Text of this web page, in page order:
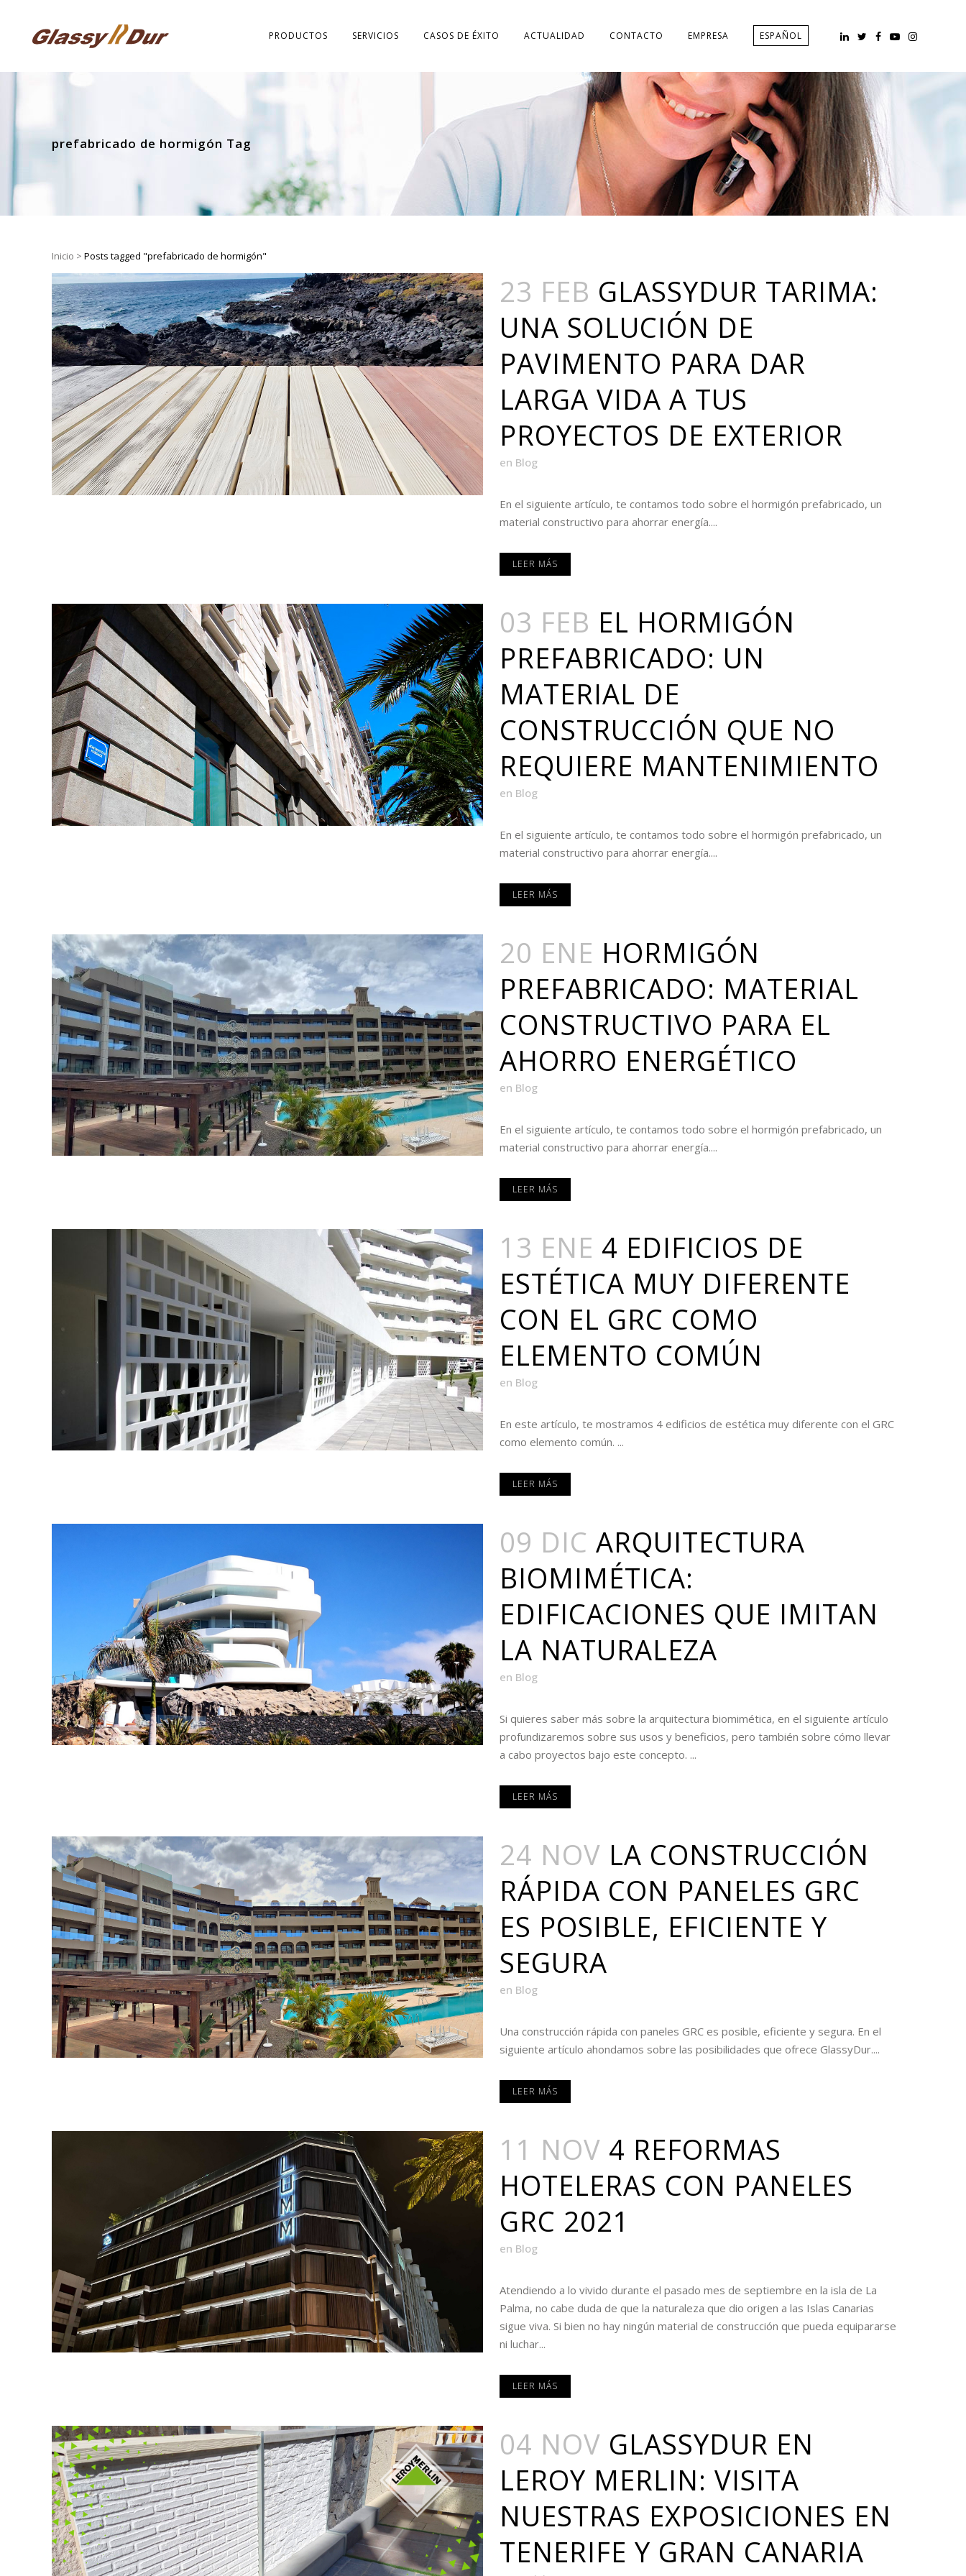
PRODUCTOS SERVICIOS CASOS DE ÉXITO ACTUALIDAD CONTACTO EMPRESA ESPAÑOL
prefabricado de hormigón Tag
Inicio > Posts tagged "prefabricado de hormigón"
23 FEB GLASSYDUR TARIMA:
UNA SOLUCIÓN DE
PAVIMENTO PARA DAR
LARGA VIDA A TUS
PROYECTOS DE EXTERIOR
en Blog
En el siguiente artículo, te contamos todo sobre el hormigón prefabricado, un
material constructivo para ahorrar energía....
LEER MÁS
03 FEB EL HORMIGÓN
PREFABRICADO: UN
MATERIAL DE
CONSTRUCCIÓN QUE NO
REQUIERE MANTENIMIENTO
en Blog
En el siguiente artículo, te contamos todo sobre el hormigón prefabricado, un
material constructivo para ahorrar energía....
LEER MÁS
20 ENE HORMIGÓN
PREFABRICADO: MATERIAL
CONSTRUCTIVO PARA EL
AHORRO ENERGÉTICO
en Blog
En el siguiente artículo, te contamos todo sobre el hormigón prefabricado, un
material constructivo para ahorrar energía....
LEER MÁS
13 ENE 4 EDIFICIOS DE
ESTÉTICA MUY DIFERENTE
CON EL GRC COMO
ELEMENTO COMÚN
en Blog
En este artículo, te mostramos 4 edificios de estética muy diferente con el GRC
como elemento común. ...
LEER MÁS
09 DIC ARQUITECTURA
BIOMIMÉTICA:
EDIFICACIONES QUE IMITAN
LA NATURALEZA
en Blog
Si quieres saber más sobre la arquitectura biomimética, en el siguiente artículo
profundizaremos sobre sus usos y beneficios, pero también sobre cómo llevar
a cabo proyectos bajo este concepto. ...
LEER MÁS
24 NOV LA CONSTRUCCIÓN
RÁPIDA CON PANELES GRC
ES POSIBLE, EFICIENTE Y
SEGURA
en Blog
Una construcción rápida con paneles GRC es posible, eficiente y segura. En el
siguiente artículo ahondamos sobre las posibilidades que ofrece GlassyDur....
LEER MÁS
11 NOV 4 REFORMAS
HOTELERAS CON PANELES
GRC 2021
en Blog
Atendiendo a lo vivido durante el pasado mes de septiembre en la isla de La
Palma, no cabe duda de que la naturaleza que dio origen a las Islas Canarias
sigue viva. Si bien no hay ningún material de construcción que pueda equipararse
ni luchar...
LEER MÁS
04 NOV GLASSYDUR EN
LEROY MERLIN: VISITA
NUESTRAS EXPOSICIONES EN
TENERIFE Y GRAN CANARIA